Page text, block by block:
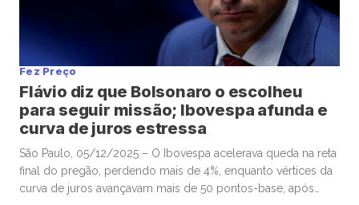
Fez Preço
Flávio diz que Bolsonaro o escolheu
para seguir missão; Ibovespa afunda e
curva de juros estressa
São Paulo, 05/12/2025 – O Ibovespa acelerava queda na reta
final do pregão, perdendo mais de 4%, enquanto vértices da
curva de juros avançavam mais de 50 pontos-base, após